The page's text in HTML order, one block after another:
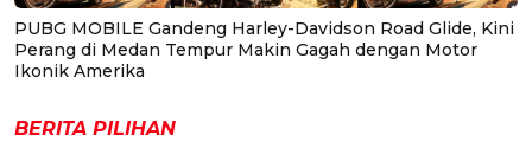
PUBG MOBILE Gandeng Harley-Davidson Road Glide, Kini
Perang di Medan Tempur Makin Gagah dengan Motor
Ikonik Amerika
BERITA PILIHAN